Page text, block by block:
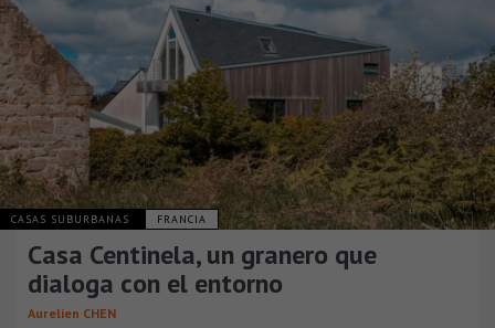
CASAS SUBURBANAS FRANCIA
Casa Centinela, un granero que
dialoga con el entorno
Aurelien CHEN